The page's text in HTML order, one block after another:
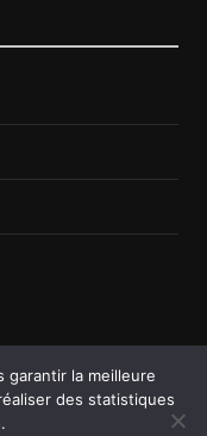
Reserved
garantir la meilleure
des statistiques